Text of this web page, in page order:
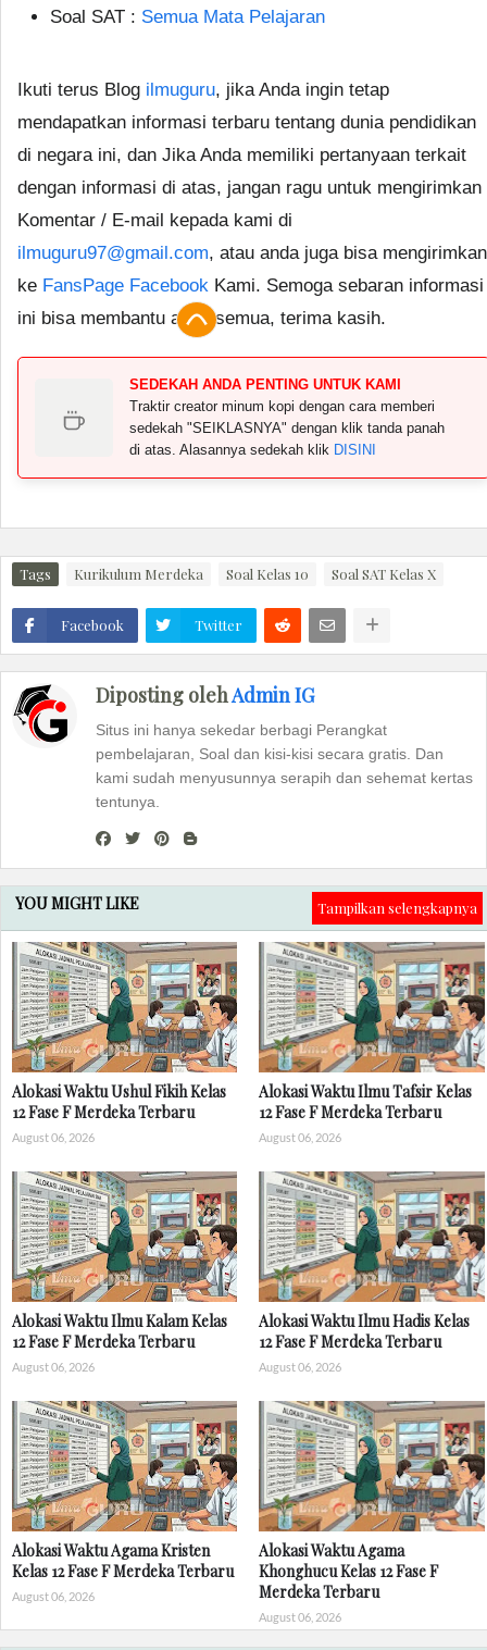
Soal SAT : Semua Mata Pelajaran
Ikuti terus Blog ilmuguru, jika Anda ingin tetap
mendapatkan informasi terbaru tentang dunia pendidikan
di negara ini, dan Jika Anda memiliki pertanyaan terkait
dengan informasi di atas, jangan ragu untuk mengirimkan
Komentar / E-mail kepada kami di
ilmuguru97@gmail.com, atau anda juga bisa mengirimkan
ke FansPage Facebook Kami. Semoga sebaran informasi
ini bisa membantu anda semua, terima kasih.
SEDEKAH ANDA PENTING UNTUK KAMI
Traktir creator minum kopi dengan cara memberi
sedekah "SEIKLASNYA" dengan klik tanda panah
di atas. Alasannya sedekah klik DISINI
Tags Kurikulum Merdeka Soal Kelas 10 Soal SAT Kelas X
Facebook Twitter
Diposting olehAdmin IG
Situs ini hanya sekedar berbagi Perangkat
pembelajaran, Soal dan kisi-kisi secara gratis. Dan
kami sudah menyusunnya serapih dan sehemat kertas
tentunya.
YOU MIGHT LIKE Tampilkan selengkapnya
Alokasi Waktu Ushul Fikih Kelas
12 Fase F Merdeka Terbaru
August 06, 2026
Alokasi Waktu Ilmu Tafsir Kelas
12 Fase F Merdeka Terbaru
August 06, 2026
Alokasi Waktu Ilmu Kalam Kelas
12 Fase F Merdeka Terbaru
August 06, 2026
Alokasi Waktu Ilmu Hadis Kelas
12 Fase F Merdeka Terbaru
August 06, 2026
Alokasi Waktu Agama Kristen
Kelas 12 Fase F Merdeka Terbaru
August 06, 2026
Alokasi Waktu Agama
Khonghucu Kelas 12 Fase F
Merdeka Terbaru
August 06, 2026